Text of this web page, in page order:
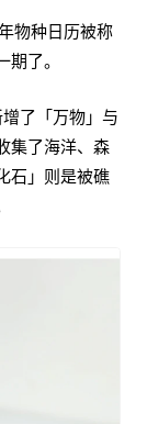
物种日历被称
了。
了「万物」与
集了海洋、森
石」则是被礁